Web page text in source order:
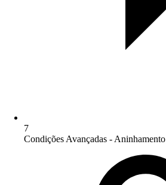
7
Condições Avançadas - Aninhamento